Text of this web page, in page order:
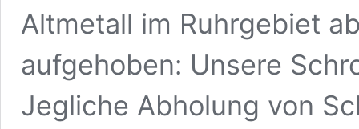
Altmetall im Ruhrgebiet
aufgehoben: Unsere
Jegliche Abholung von